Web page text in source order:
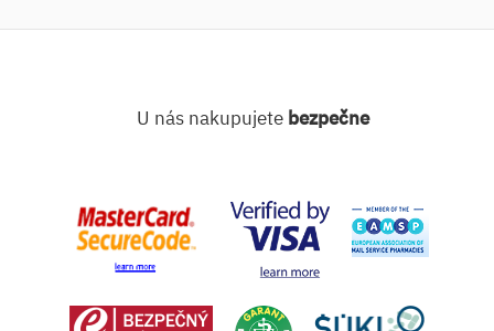
U nás nakupujete bezpečne